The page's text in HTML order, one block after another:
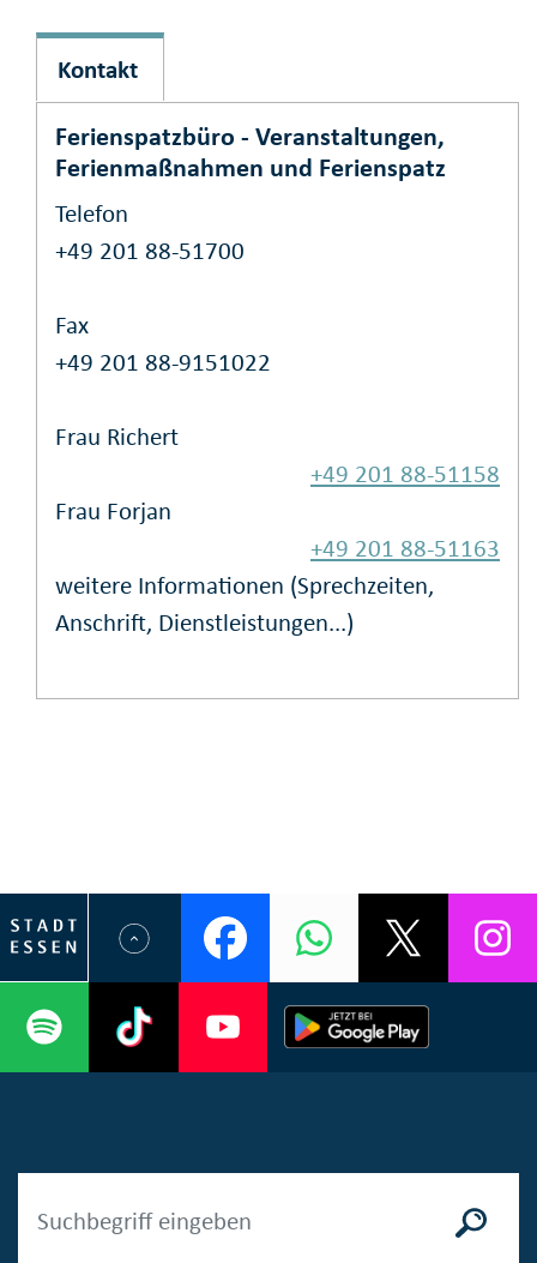
Kontakt
Ferienspatzbüro - Veranstaltungen,
Ferienmaßnahmen und Ferienspatz
Telefon
+49 201 88-51700
Fax
+49 201 88-9151022
Frau Richert
+49 201 88-51158
Frau Forjan
+49 201 88-51163
weitere Informationen (Sprechzeiten,
Anschrift, Dienstleistungen...)